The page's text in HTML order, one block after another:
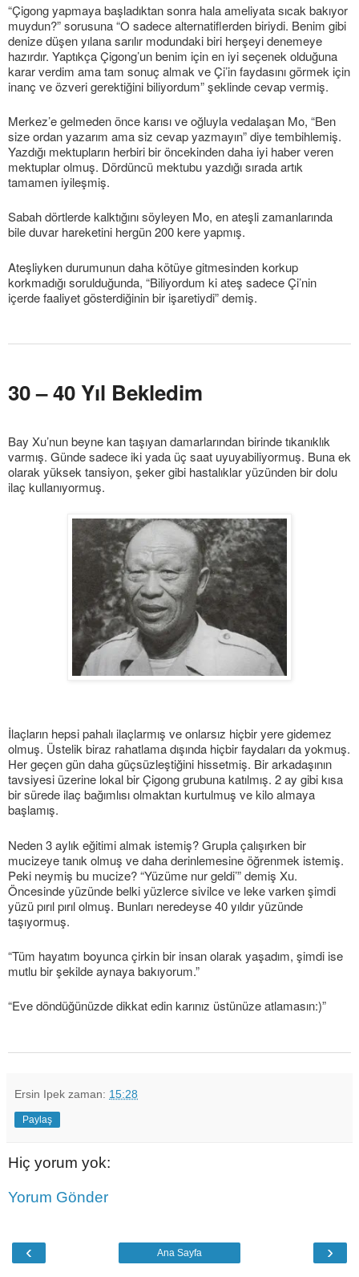
“Çigong yapmaya başladıktan sonra hala ameliyata sıcak bakıyor
muydun?” sorusuna “O sadece alternatiflerden biriydi. Benim gibi
denize düşen yılana sarılır modundaki biri herşeyi denemeye
hazırdır. Yaptıkça Çigong’un benim için en iyi seçenek olduğuna
karar verdim ama tam sonuç almak ve Çi’in faydasını görmek için
inanç ve özveri gerektiğini biliyordum” şeklinde cevap vermiş.
Merkez’e gelmeden önce karısı ve oğluyla vedalaşan Mo, “Ben
size ordan yazarım ama siz cevap yazmayın” diye tembihlemiş.
Yazdığı mektupların herbiri bir öncekinden daha iyi haber veren
mektuplar olmuş. Dördüncü mektubu yazdığı sırada artık
tamamen iyileşmiş.
Sabah dörtlerde kalktığını söyleyen Mo, en ateşli zamanlarında
bile duvar hareketini hergün 200 kere yapmış.
Ateşliyken durumunun daha kötüye gitmesinden korkup
korkmadığı sorulduğunda, “Biliyordum ki ateş sadece Çi’nin
içerde faaliyet gösterdiğinin bir işaretiydi” demiş.
30 – 40 Yıl Bekledim
Bay Xu’nun beyne kan taşıyan damarlarından birinde tıkanıklık
varmış. Günde sadece iki yada üç saat uyuyabiliyormuş. Buna ek
olarak yüksek tansiyon, şeker gibi hastalıklar yüzünden bir dolu
ilaç kullanıyormuş.
İlaçların hepsi pahalı ilaçlarmış ve onlarsız hiçbir yere gidemez
olmuş. Üstelik biraz rahatlama dışında hiçbir faydaları da yokmuş.
Her geçen gün daha güçsüzleştiğini hissetmiş. Bir arkadaşının
tavsiyesi üzerine lokal bir Çigong grubuna katılmış. 2 ay gibi kısa
bir sürede ilaç bağımlısı olmaktan kurtulmuş ve kilo almaya
başlamış.
Neden 3 aylık eğitimi almak istemiş? Grupla çalışırken bir
mucizeye tanık olmuş ve daha derinlemesine öğrenmek istemiş.
Peki neymiş bu mucize? “Yüzüme nur geldi’” demiş Xu.
Öncesinde yüzünde belki yüzlerce sivilce ve leke varken şimdi
yüzü pırıl pırıl olmuş. Bunları neredeyse 40 yıldır yüzünde
taşıyormuş.
“Tüm hayatım boyunca çirkin bir insan olarak yaşadım, şimdi ise
mutlu bir şekilde aynaya bakıyorum.”
“Eve döndüğünüzde dikkat edin karınız üstünüze atlamasın:)”
Ersin Ipek zaman: 15:28
Paylaş
Hiç yorum yok:
Yorum Gönder
‹ ›
Ana Sayfa